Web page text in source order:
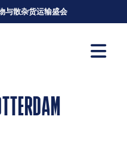
与散杂货运输盛会